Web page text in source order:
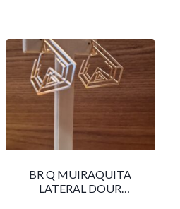
BR Q MUIRAQUITA
LATERAL DOUR